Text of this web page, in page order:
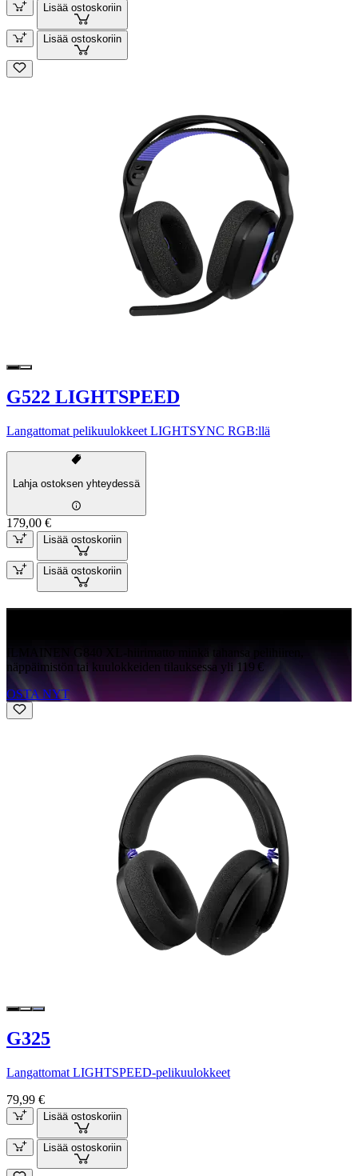
Lisää ostoskoriin
Lisää ostoskoriin
G522 LIGHTSPEED
Langattomat pelikuulokkeet LIGHTSYNC RGB:llä
Lahja ostoksen yhteydessä
179,00 €
Lisää ostoskoriin
Lisää ostoskoriin
ILMAINEN G840 XL-hiirimatto minkä tahansa pelihiiren,
näppäimistön tai kuulokkeiden tilauksessa yli 119 €
OSTA NYT
G325
Langattomat LIGHTSPEED-pelikuulokkeet
79,99 €
Lisää ostoskoriin
Lisää ostoskoriin